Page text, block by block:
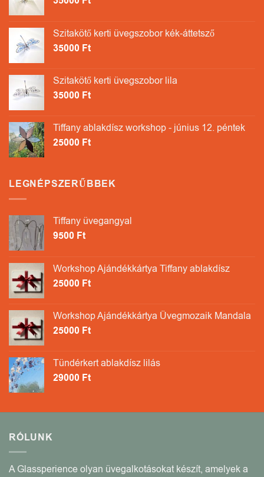
Szitakötő kerti üvegszobor kék-áttetsző
35000 Ft
Szitakötő kerti üvegszobor lila
35000 Ft
Tiffany ablakdísz workshop - június 12. péntek
25000 Ft
LEGNÉPSZERŰBBEK
Tiffany üvegangyal
9500 Ft
Workshop Ajándékkártya Tiffany ablakdísz
25000 Ft
Workshop Ajándékkártya Üvegmozaik Mandala
25000 Ft
Tündérkert ablakdísz lilás
29000 Ft
RÓLUNK
A Glassperience olyan üvegalkotásokat készít, amelyek a